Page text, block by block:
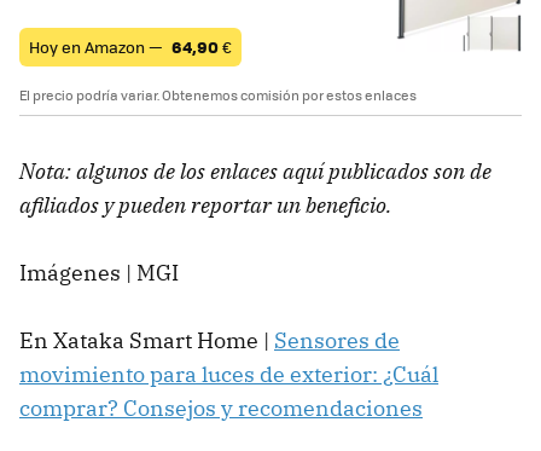
Hoy en Amazon — 64,90€
El precio podría variar. Obtenemos comisión por estos enlaces
Nota: algunos de los enlaces aquí publicados son de
afiliados y pueden reportar un beneficio.
Imágenes | MGI
En Xataka Smart Home | Sensores de
movimiento para luces de exterior: ¿Cuál
comprar? Consejos y recomendaciones